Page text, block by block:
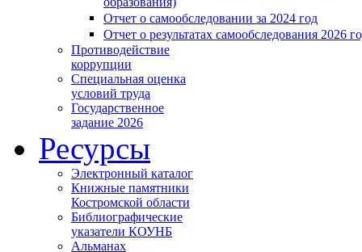
Отчет о самообследовании за 2024 год
Отчет о результатах самообследования 2026
Противодействие
коррупции
Специальная оценка
условий труда
Государственное
задание 2026
Ресурсы
Электронный каталог
Книжные памятники
Костромской области
Библиографические
указатели КОУНБ
Альманах